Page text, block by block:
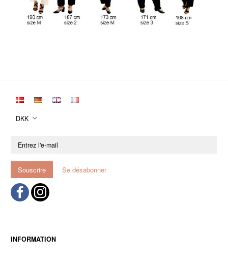
DKK
Souscrire Se désabonner
INFORMATION